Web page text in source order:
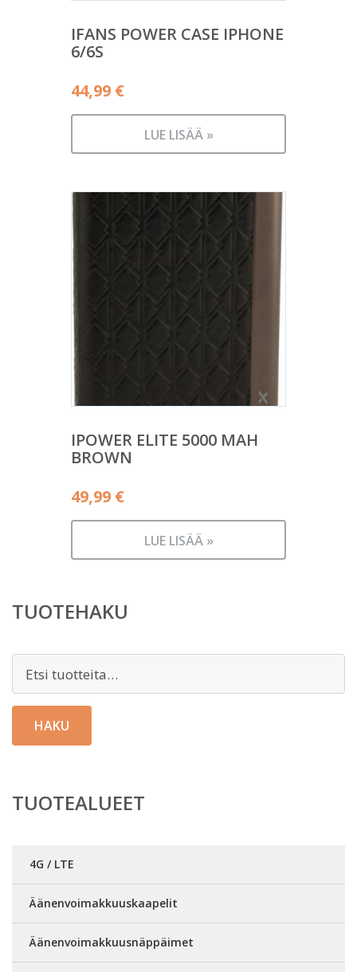
IFANS POWER CASE IPHONE
6/6S
44,99 €
LUE LISÄÄ »
IPOWER ELITE 5000 MAH
BROWN
49,99 €
LUE LISÄÄ »
TUOTEHAKU
HAKU
TUOTEALUEET
4G / LTE
Äänenvoimakkuuskaapelit
Äänenvoimakkuusnäppäimet